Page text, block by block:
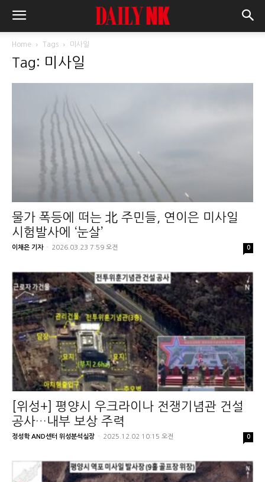
Home Tags 미사일
Tag: 미사일
물가 폭등에 떠는 北 주민들, 연이은 미사일
시험발사에 ‘눈살’
이채은 기자 - 2026.03.23 7:59 오전 0
[위성+] 평양시 우크라이나 전쟁기념관 건설
공사…내부 보상 주력
정성학 AND센터 위성분석실장 - 2025.12.02 10:15 오전 0